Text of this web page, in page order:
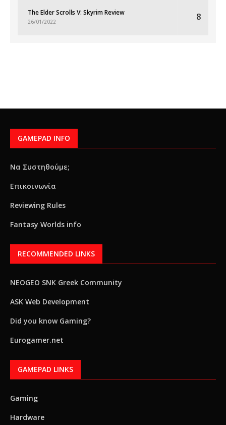
The Elder Scrolls V: Skyrim Review
26/01/2022 8
GAMEPAD INFO
Να Συστηθούμε;
Επικοινωνία
Reviewing Rules
Fantasy Worlds info
RECOMMENDED LINKS
NEOGEO SNK Greek Community
ASK Web Development
Did you know Gaming?
Eurogamer.net
GAMEPAD LINKS
Gaming
Hardware